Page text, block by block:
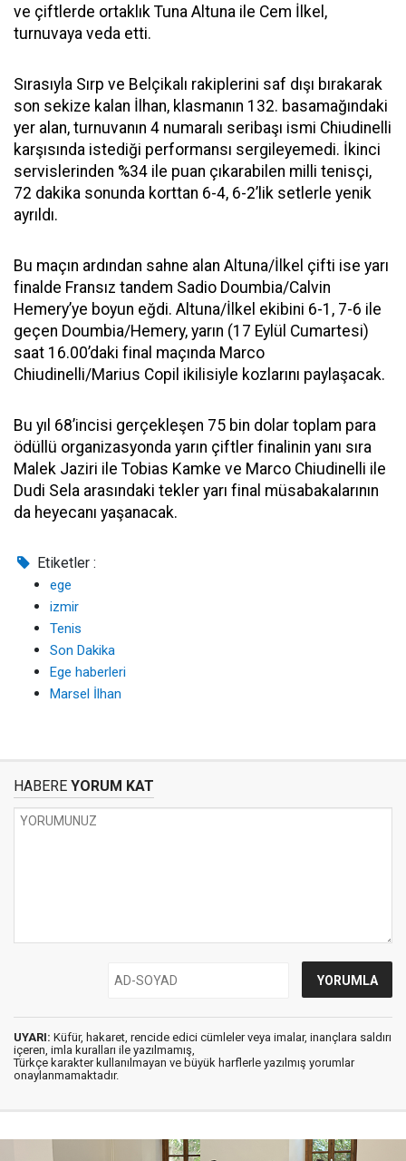
ve çiftlerde ortaklık Tuna Altuna ile Cem İlkel,
turnuvaya veda etti.
Sırasıyla Sırp ve Belçikalı rakiplerini saf dışı bırakarak
son sekize kalan İlhan, klasmanın 132. basamağındaki
yer alan, turnuvanın 4 numaralı seribaşı ismi Chiudinelli
karşısında istediği performansı sergileyemedi. İkinci
servislerinden %34 ile puan çıkarabilen milli tenisçi,
72 dakika sonunda korttan 6-4, 6-2’lik setlerle yenik
ayrıldı.
Bu maçın ardından sahne alan Altuna/İlkel çifti ise yarı
finalde Fransız tandem Sadio Doumbia/Calvin
Hemery’ye boyun eğdi. Altuna/İlkel ekibini 6-1, 7-6 ile
geçen Doumbia/Hemery, yarın (17 Eylül Cumartesi)
saat 16.00’daki final maçında Marco
Chiudinelli/Marius Copil ikilisiyle kozlarını paylaşacak.
Bu yıl 68’incisi gerçekleşen 75 bin dolar toplam para
ödüllü organizasyonda yarın çiftler finalinin yanı sıra
Malek Jaziri ile Tobias Kamke ve Marco Chiudinelli ile
Dudi Sela arasındaki tekler yarı final müsabakalarının
da heyecanı yaşanacak.
Etiketler :
ege
izmir
Tenis
Son Dakika
Ege haberleri
Marsel İlhan
HABERE YORUM KAT
UYARI: Küfür, hakaret, rencide edici cümleler veya imalar, inançlara saldırı
içeren, imla kuralları ile yazılmamış,
Türkçe karakter kullanılmayan ve büyük harflerle yazılmış yorumlar
onaylanmamaktadır.